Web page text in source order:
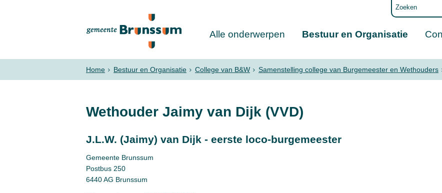
Alle onderwerpen Bestuur en Organisatie
Home Bestuur en Organisatie College van B&W Samenstelling college van Burgemeester en Wethouders
Wethouder Jaimy van Dijk (VVD)
J.L.W. (Jaimy) van Dijk - eerste loco-burgemeester
Gemeente Brunssum
Postbus 250
6440 AG Brunssum